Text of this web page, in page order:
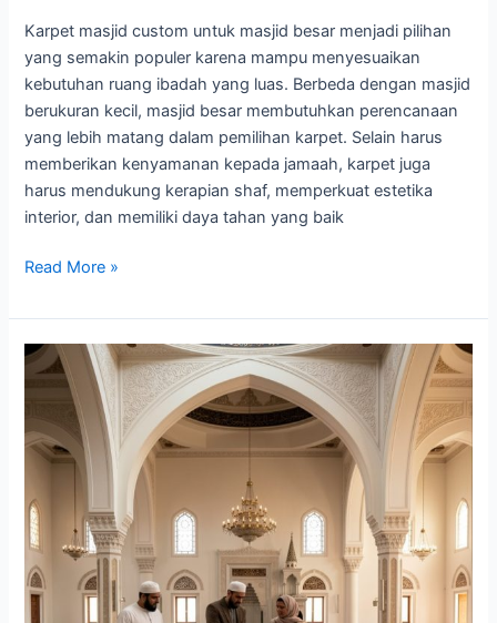
Karpet masjid custom untuk masjid besar menjadi pilihan
yang semakin populer karena mampu menyesuaikan
kebutuhan ruang ibadah yang luas. Berbeda dengan masjid
berukuran kecil, masjid besar membutuhkan perencanaan
yang lebih matang dalam pemilihan karpet. Selain harus
memberikan kenyamanan kepada jamaah, karpet juga
harus mendukung kerapian shaf, memperkuat estetika
interior, dan memiliki daya tahan yang baik
Read More »
Karpet
Masjid
Tradisional
atau
Minimalis,
yang
Lebih
Cocok?